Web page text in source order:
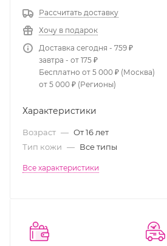
Рассчитать доставку
Хочу в подарок
Доставка сегодня - 759 ₽
завтра - от 175 ₽
Бесплатно от 5 000 ₽ (Москва)
от 5 000 ₽ (Регионы)
Характеристики
Возраст — От 16 лет
Тип кожи — Все типы
Все характеристики